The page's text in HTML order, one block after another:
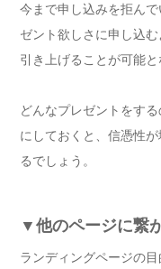
今まで申し込みを拒ん
ゼント欲しさに申し込
引き上げることが可能と
どんなプレゼントをす
にしておくと、信憑性
るでしょう。
▼他のページに繋
ランディングページの